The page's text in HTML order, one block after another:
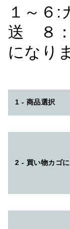
１～６
送 ８：
になり
1 - 商品選択
2 - 買い物カゴ